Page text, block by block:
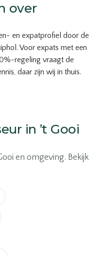
over
en expatprofiel door de
Voor expats met een
regeling vraagt de
daar zijn wij in thuis.
in ’t Gooi
en omgeving. Bekijk